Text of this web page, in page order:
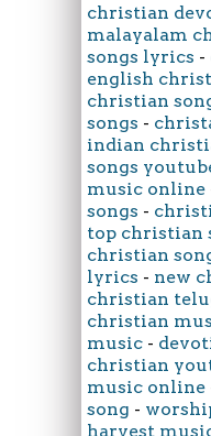
christian
malayalam
songs lyrics -
english
christian
songs -
indian
songs
music online
songs -
top christian
christian
lyrics - new
christian
christian
music -
christian
music online
song -
harvest